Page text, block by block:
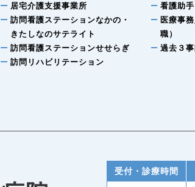
居宅介護支援事業所
訪問看護ステーションなかの・
きたしなのサテライト
訪問看護ステーションせせらぎ
訪問リハビリテーション
看護助手
医療事
職）
過去３
受付・診療時間